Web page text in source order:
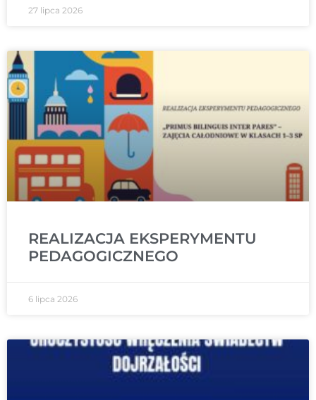
27 lipca 2026
REALIZACJA EKSPERYMENTU
PEDAGOGICZNEGO
6 lipca 2026